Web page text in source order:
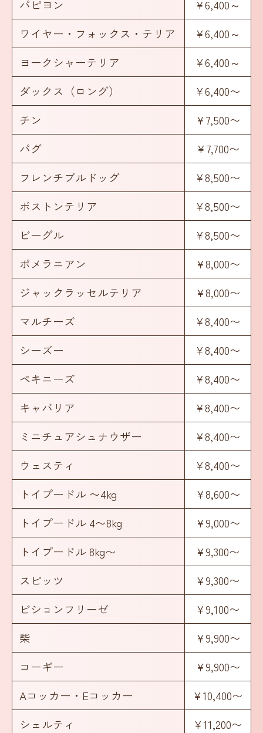
パピヨン
¥6,400～
ワイヤー・フォックス・テリア
¥6,400～
ヨークシャーテリア
¥6,400～
ダックス（ロング）
¥6,400〜
チン
¥7,500〜
パグ
¥7,700〜
フレンチブルドッグ
¥8,500〜
ボストンテリア
¥8,500〜
ビーグル
¥8,500〜
ポメラニアン
¥8,000〜
ジャックラッセルテリア
¥8,000〜
マルチーズ
¥8,400〜
シーズー
¥8,400〜
ペキニーズ
¥8,400〜
キャバリア
¥8,400〜
ミニチュアシュナウザー
¥8,400〜
ウェスティ
¥8,400〜
トイプードル 〜4kg
¥8,600〜
トイプードル 4〜8kg
¥9,000〜
トイプードル 8kg〜
¥9,300〜
スピッツ
¥9,300〜
ビションフリーゼ
¥9,100〜
柴
¥9,900〜
コーギー
¥9,900〜
Aコッカー・Eコッカー
¥10,400〜
シェルティ
¥11,200〜